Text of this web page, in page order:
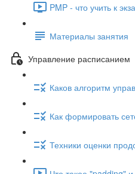
PMP - что учить к
Материалы занятия
Управление расписанием
Каков алгоритм
Как формировать
Техники оценки